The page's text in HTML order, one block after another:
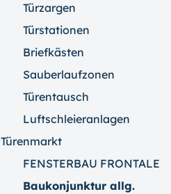
Türzargen
Türstationen
Briefkästen
Sauberlaufzonen
Türentausch
Luftschleieranlagen
Türenmarkt
FENSTERBAU FRONTALE
Baukonjunktur allg.